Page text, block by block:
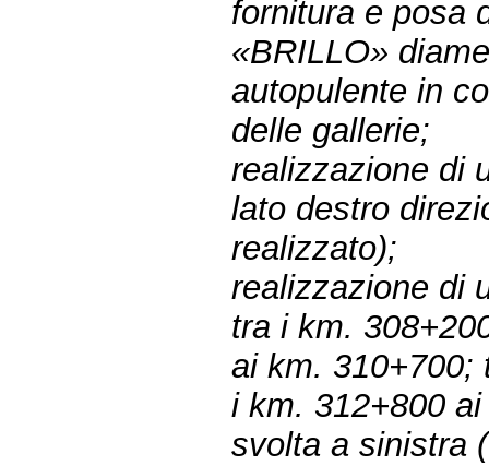
fornitura e posa
«BRILLO»
autopulente in
delle gallerie;
realizzazione di
lato destro
realizzato);
realizzazione di
tra i km.
ai km. 310+700;
i km. 312+800
svolta a sinistra